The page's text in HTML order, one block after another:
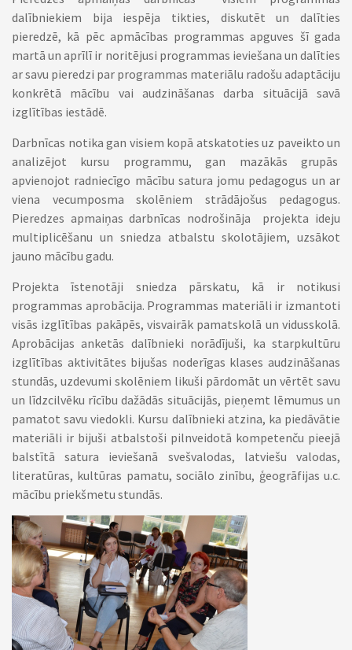
dalībniekiem bija iespēja tikties, diskutēt un dalīties
pieredzē, kā pēc apmācības programmas apguves šī gada
martā un aprīlī ir noritējusi programmas ieviešana un dalīties
ar savu pieredzi par programmas materiālu radošu adaptāciju
konkrētā mācību vai audzināšanas darba situācijā savā
izglītības iestādē.
Darbnīcas notika gan visiem kopā atskatoties uz paveikto un
analizējot kursu programmu, gan mazākās grupās
apvienojot radniecīgo mācību satura jomu pedagogus un ar
viena vecumposma skolēniem strādājošus pedagogus.
Pieredzes apmaiņas darbnīcas nodrošināja projekta ideju
multiplicēšanu un sniedza atbalstu skolotājiem, uzsākot
jauno mācību gadu.
Projekta īstenotāji sniedza pārskatu, kā ir notikusi
programmas aprobācija. Programmas materiāli ir izmantoti
visās izglītības pakāpēs, visvairāk pamatskolā un vidusskolā.
Aprobācijas anketās dalībnieki norādījuši, ka starpkultūru
izglītības aktivitātes bijušas noderīgas klases audzināšanas
stundās, uzdevumi skolēniem likuši pārdomāt un vērtēt savu
un līdzcilvēku rīcību dažādās situācijās, pieņemt lēmumus un
pamatot savu viedokli. Kursu dalībnieki atzina, ka piedāvātie
materiāli ir bijuši atbalstoši pilnveidotā kompetenču pieejā
balstītā satura ieviešanā svešvalodas, latviešu valodas,
literatūras, kultūras pamatu, sociālo zinību, ģeogrāfijas u.c.
mācību priekšmetu stundās.